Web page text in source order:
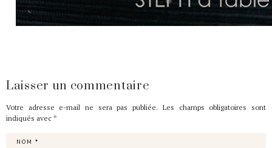
Laisser un commentaire
Votre adresse e-mail ne sera pas publiée. Les champs obligatoires sont
indiqués avec *